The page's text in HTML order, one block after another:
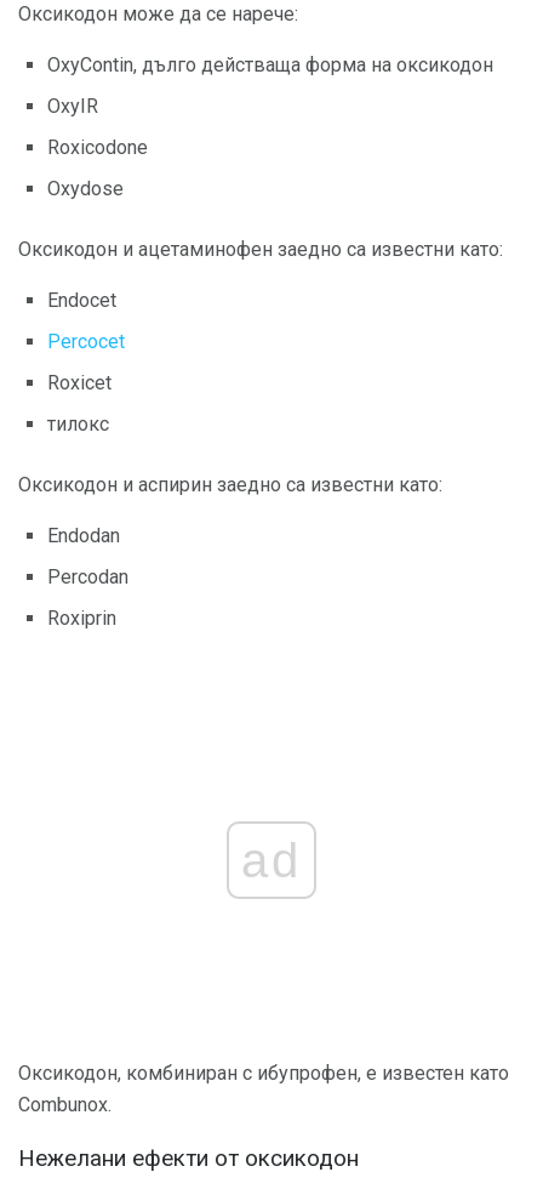
Оксикодон може да се нарече:
OxyContin, дълго действаща форма на оксикодон
OxyIR
Roxicodone
Oxydose
Оксикодон и ацетаминофен заедно са известни като:
Endocet
Percocet
Roxicet
тилокс
Оксикодон и аспирин заедно са известни като:
Endodan
Percodan
Roxiprin
ad
Оксикодон, комбиниран с ибупрофен, е известен като
Combunox.
Нежелани ефекти от оксикодон